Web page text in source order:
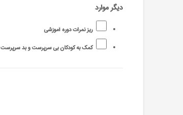
دیگر موارد
ریز نمرات دوره آموزشی
کمک به کودکان بی سرپرست و بد سرپرست